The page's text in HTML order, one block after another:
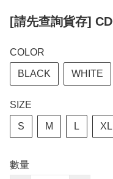
[請先查詢貨存]
COLOR
BLACK WHITE
SIZE
S M L XL
數量